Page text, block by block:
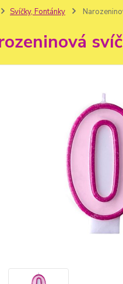
Svíčky, Fontánky